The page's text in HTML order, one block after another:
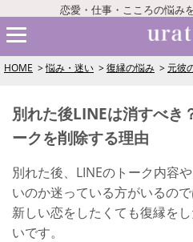
恋愛・仕事・こころの悩み
HOME 悩み・迷い 復縁の悩み 元彼
別れた後LINEは消すべき
ークを削除する理由
別れた後、LINEのトーク内容
いのか迷っている方がいるの
新しい恋をしたくても復縁を
いです。